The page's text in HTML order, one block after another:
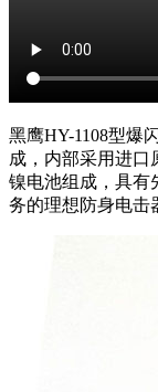
黑鹰HY-1108型爆
成，内部采用进口
镍电池组成，具有
务的理想防身电击